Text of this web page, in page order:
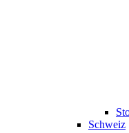
Schweiz